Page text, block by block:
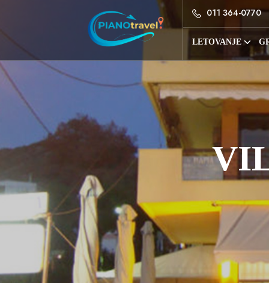
LETOVANJE
011 364-0770